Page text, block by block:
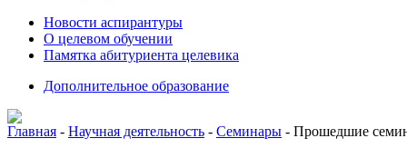
Новости аспирантуры
О целевом обучении
Памятка абитуриента целевика
Дополнительное образование
Главная - Научная деятельность - Семинары - Прошедшие